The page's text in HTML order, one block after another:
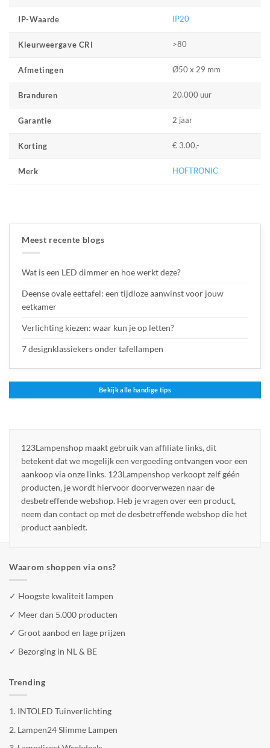
IP-Waarde IP20
Kleurweergave CRI >80
Afmetingen Ø50 x 29 mm
Branduren 20.000 uur
Garantie 2 jaar
Korting € 3.00,-
Merk HOFTRONIC
Meest recente blogs
Wat is een LED dimmer en hoe werkt deze?
Deense ovale eettafel: een tijdloze aanwinst voor jouw
eetkamer
Verlichting kiezen: waar kun je op letten?
7 designklassiekers onder tafellampen
Bekijk alle handige tips
123Lampenshop maakt gebruik van affiliate links, dit
betekent dat we mogelijk een vergoeding ontvangen voor een
aankoop via onze links. 123Lampenshop verkoopt zelf géén
producten, je wordt hiervoor doorverwezen naar de
desbetreffende webshop. Heb je vragen over een product,
neem dan contact op met de desbetreffende webshop die het
product aanbiedt.
Waarom shoppen via ons?
✓ Hoogste kwaliteit lampen
✓ Meer dan 5.000 producten
✓ Groot aanbod en lage prijzen
✓ Bezorging in NL & BE
Trending
1. INTOLED Tuinverlichting
2. Lampen24 Slimme Lampen